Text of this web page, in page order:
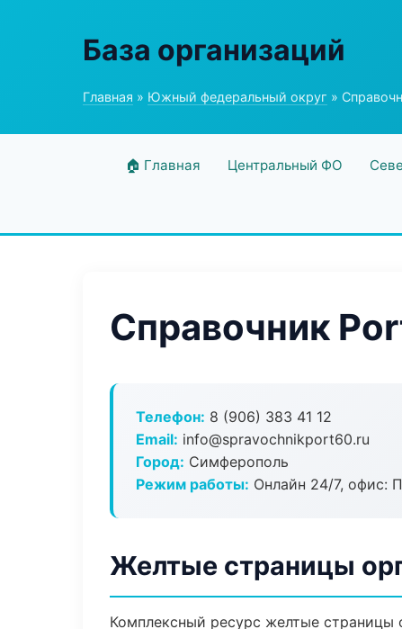
База организаций
Главная » Южный федеральный округ »
🏠 Главная Центральный ФО
Справочник
Телефон: 8 (906) 383 41 12
Email: info@spravochnikport60.ru
Город: Симферополь
Режим работы: Онлайн 24/7, офис:
Желтые страницы
Комплексный ресурс желтые страницы